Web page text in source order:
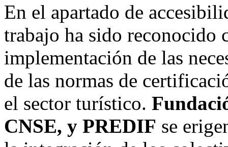
En el apartado de
trabajo ha sido reconocido
implementación de las
de las normas de
el sector turístico.
CNSE, y PREDIF se